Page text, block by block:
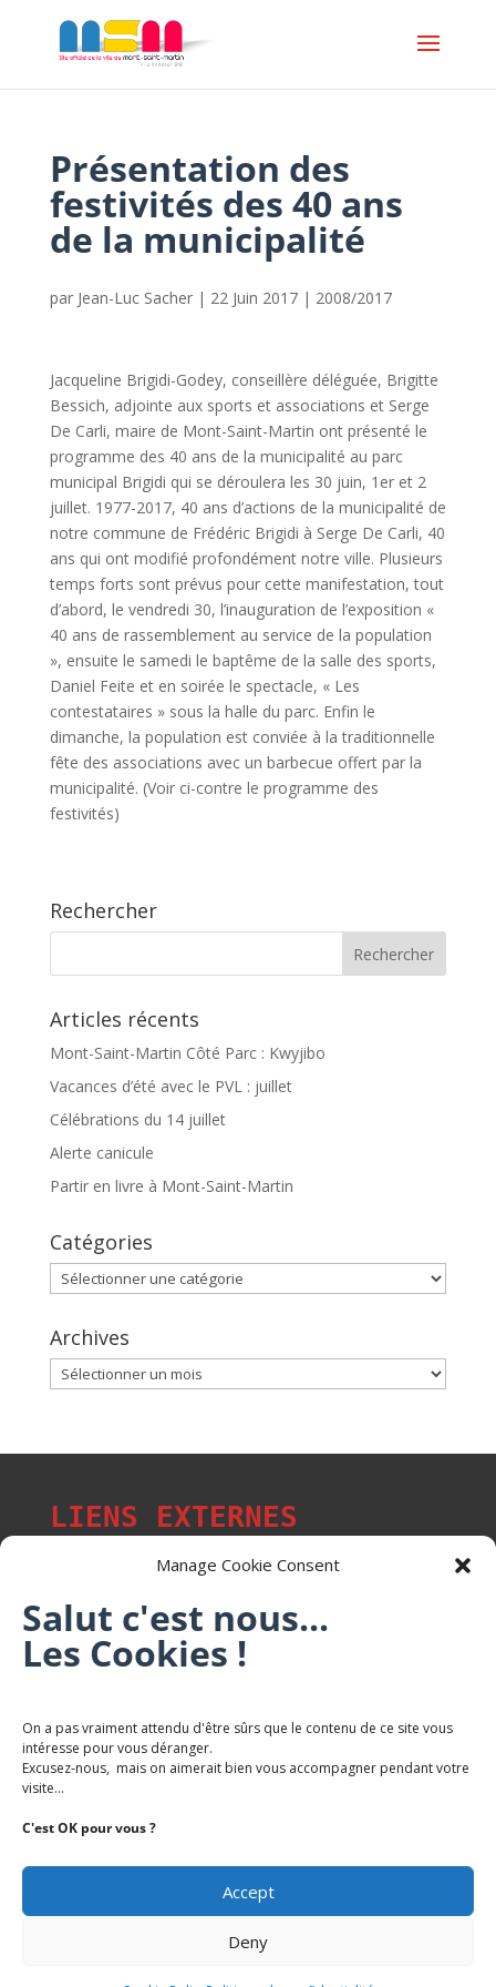
Manage Cookie Consent
Salut c'est nous...
Les Cookies !
On a pas vraiment attendu d'être sûrs que le contenu de ce site vous
intéresse pour vous déranger.
Excusez-nous, mais on aimerait bien vous accompagner pendant votre
visite...
C'est OK pour vous ?
Accept
Deny
Présentation des
festivités des 40 ans
de la municipalité
par Jean-Luc Sacher| 22 Juin 2017| 2008/2017
Jacqueline Brigidi-Godey, conseillère déléguée, Brigitte
Bessich, adjointe aux sports et associations et Serge
De Carli, maire de Mont-Saint-Martin ont présenté le
programme des 40 ans de la municipalité au parc
municipal Brigidi qui se déroulera les 30 juin, 1er et 2
juillet. 1977-2017, 40 ans d’actions de la municipalité de
notre commune de Frédéric Brigidi à Serge De Carli, 40
ans qui ont modifié profondément notre ville. Plusieurs
temps forts sont prévus pour cette manifestation, tout
d’abord, le vendredi 30, l’inauguration de l’exposition «
40 ans de rassemblement au service de la population
», ensuite le samedi le baptême de la salle des sports,
Daniel Feite et en soirée le spectacle, « Les
contestataires » sous la halle du parc. Enfin le
dimanche, la population est conviée à la traditionnelle
fête des associations avec un barbecue offert par la
municipalité. (Voir ci-contre le programme des
festivités)
Rechercher
Articles récents
Mont-Saint-Martin Côté Parc : Kwyjibo
Vacances d’été avec le PVL : juillet
Célébrations du 14 juillet
Alerte canicule
Partir en livre à Mont-Saint-Martin
Catégories
Catégories
Archives
Archives
LIENS EXTERNES
Les p'tits citoyens de Mont-Saint-Martin
Trail Saintmartinois Daniel FEITE
Karaté Mont Saint Martin